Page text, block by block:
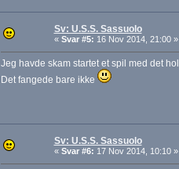
Sv: U.S.S. Sassuolo
« Svar #5: 16 Nov 2014, 21:00 »
Jeg havde skam startet et spil med det
Det fangede bare ikke
Sv: U.S.S. Sassuolo
« Svar #6: 17 Nov 2014, 10:10 »